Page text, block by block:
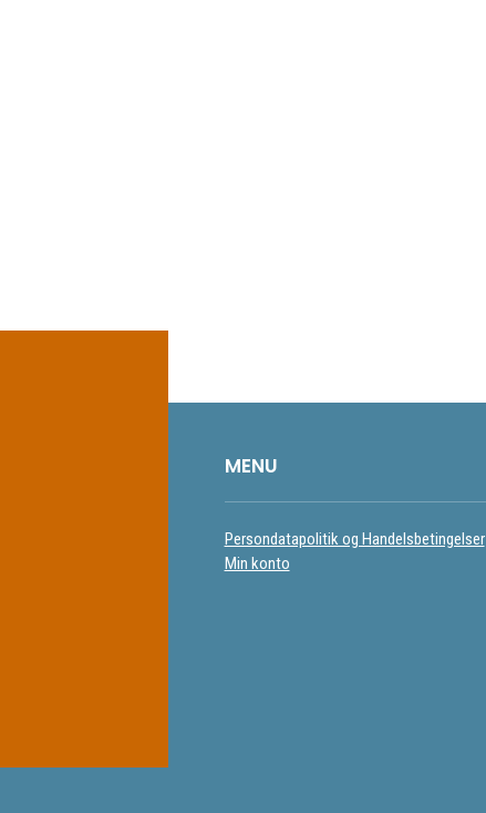
MENU
Persondatapolitik og Handelsbetingelser
Min konto